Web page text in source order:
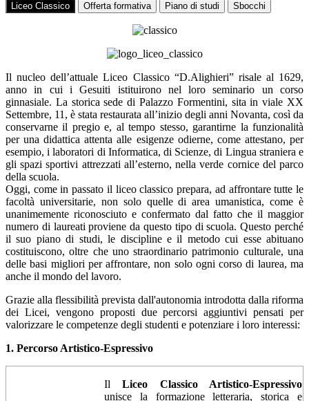
Liceo Classico Offerta formativa Piano di studi Sbocchi
Il nucleo dell’attuale Liceo Classico “D.Alighieri” risale al 1629,
anno in cui i Gesuiti istituirono nel loro seminario un corso
ginnasiale. La storica sede di Palazzo Formentini, sita in viale XX
Settembre, 11, è stata restaurata all’inizio degli anni Novanta, così da
conservarne il pregio e, al tempo stesso, garantirne la funzionalità
per una didattica attenta alle esigenze odierne, come attestano, per
esempio, i laboratori di Informatica, di Scienze, di Lingua straniera e
gli spazi sportivi attrezzati all’esterno, nella verde cornice del parco
della scuola.
Oggi, come in passato il liceo classico prepara, ad affrontare tutte le
facoltà universitarie, non solo quelle di area umanistica, come è
unanimemente riconosciuto e confermato dal fatto che il maggior
numero di laureati proviene da questo tipo di scuola. Questo perché
il suo piano di studi, le discipline e il metodo cui esse abituano
costituiscono, oltre che uno straordinario patrimonio culturale, una
delle basi migliori per affrontare, non solo ogni corso di laurea, ma
anche il mondo del lavoro.
Grazie alla flessibilità prevista dall'autonomia introdotta dalla riforma
dei Licei, vengono proposti due percorsi aggiuntivi pensati per
valorizzare le competenze degli studenti e potenziare i loro interessi:
1. Percorso Artistico-Espressivo
IlLiceo Classico Artistico-Espressivo
unisce la formazione letteraria, storica e